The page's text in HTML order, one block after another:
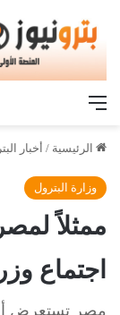
القائمة
الرئيسية / أخبار
وزارة البترول
ممثلاً
اجتماع
مصر تستعرض